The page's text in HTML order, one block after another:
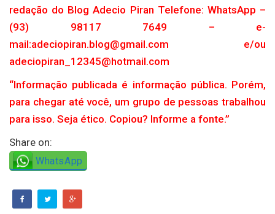
redação do Blog Adecio Piran Telefone: WhatsApp –
(93) 98117 7649 – e-
mail:adeciopiran.blog@gmail.com e/ou
adeciopiran_12345@hotmail.com
“Informação publicada é informação pública. Porém,
para chegar até você, um grupo de pessoas trabalhou
para isso. Seja ético. Copiou? Informe a fonte.”
Share on:
WhatsApp